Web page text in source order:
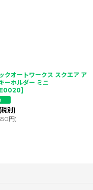
クオートワークス スクエア ア
ーホルダー ミニ
]
(税別)
円)